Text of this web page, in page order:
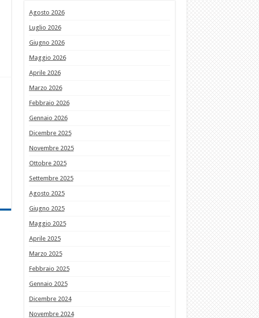
Agosto 2026
Luglio 2026
Giugno 2026
Maggio 2026
Aprile 2026
Marzo 2026
Febbraio 2026
Gennaio 2026
Dicembre 2025
Novembre 2025
Ottobre 2025
Settembre 2025
Agosto 2025
Giugno 2025
Maggio 2025
Aprile 2025
Marzo 2025
Febbraio 2025
Gennaio 2025
Dicembre 2024
Novembre 2024